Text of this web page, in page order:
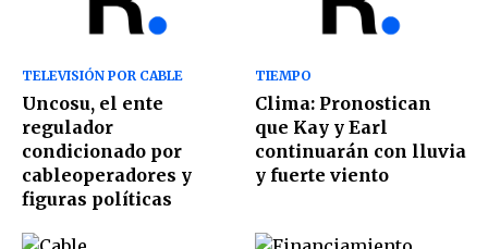
TELEVISIÓN POR CABLE
Uncosu, el ente
regulador
condicionado por
cableoperadores y
figuras políticas
TIEMPO
Clima: Pronostican
que Kay y Earl
continuarán con lluvia
y fuerte viento